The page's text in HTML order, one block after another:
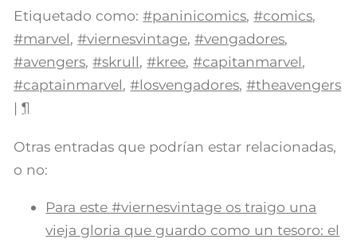
Etiquetado como: #paninicomics,#comics,
#marvel,#viernesvintage,#vengadores,
#avengers,#skrull,#kree,#capitanmarvel,
#captainmarvel,#losvengadores,#theavengers
|¶
Otras entradas que podrían estar relacionadas,
o no:
Para este #viernesvintage os traigo una
vieja gloria que guardo como un tesoro: el